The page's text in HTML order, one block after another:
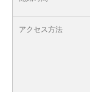
アクセス方法